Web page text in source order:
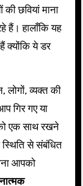
छवियां माना
हैं। हालाँकि यह
क्योंकि ये डर
व्यक्त की
गिर गए या
एक साथ रखने
से संबंधित
आपको